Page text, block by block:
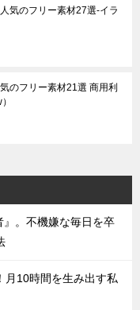
気のフリー素材27選-イラ
のフリー素材21選 商用利
』。不機嫌な毎日を卒
月10時間を生み出す私